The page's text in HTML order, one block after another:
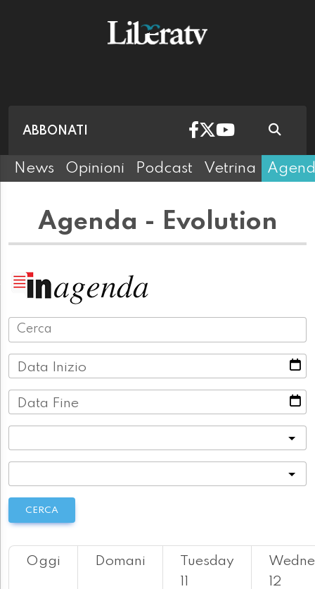
ABBONATI
News Opinioni Podcast Vetrina
Agenda - Evolution
Data Inizio
Data Fine
CERCA
Oggi Domani
Tuesday
11
12